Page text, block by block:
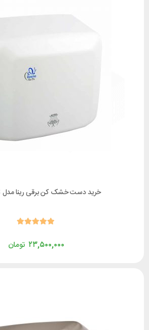
خرید دست خشک کن برقی رینا مدل 2500ABS
تومان۲۳,۵۰۰,۰۰۰